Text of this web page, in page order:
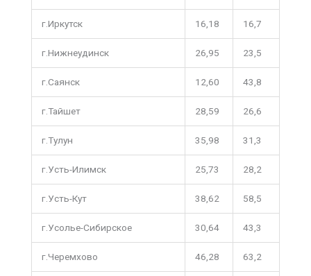
г.Иркутск 16,18 16,7
г.Нижнеудинск 26,95 23,5
г.Саянск 12,60 43,8
г.Тайшет 28,59 26,6
г.Тулун 35,98 31,3
г.Усть-Илимск 25,73 28,2
г.Усть-Кут 38,62 58,5
г.Усолье-Сибирское 30,64 43,3
г.Черемхово 46,28 63,2